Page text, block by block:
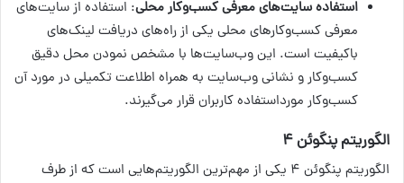
استفاده سایت‌های معرفی کسب‌وکار محلی: استفاده از سایت‌های
معرفی کسب‌وکارهای محلی یکی از راه‌های دریافت لینک‌های
باکیفیت است. این وب‌سایت‌ها با مشخص نمودن محل دقیق
کسب‌وکار و نشانی وب‌سایت به همراه اطلاعت تکمیلی در مورد آن
کسب‌وکار مورداستفاده کاربران قرار می‌گیرند.
الگوریتم پنگوئن ۴
الگوریتم پنگوئن ۴ یکی از مهم‌ترین الگوریتم‌هایی است که از طرف